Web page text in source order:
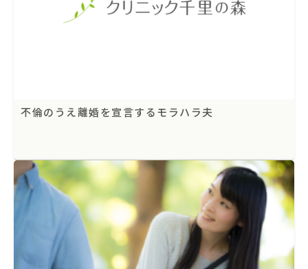
不倫のうえ離婚を宣言するモラハラ夫